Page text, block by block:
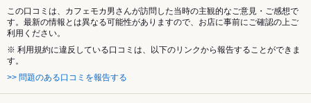
この口コミは、カフェモカ男さんが訪問した当時の主観的なご意見・ご感想で
す。最新の情報とは異なる可能性がありますので、お店に事前にご確認の上ご
利用ください。
※ 利用規約に違反している口コミは、以下のリンクから報告することができま
す。
>> 問題のある口コミを報告する